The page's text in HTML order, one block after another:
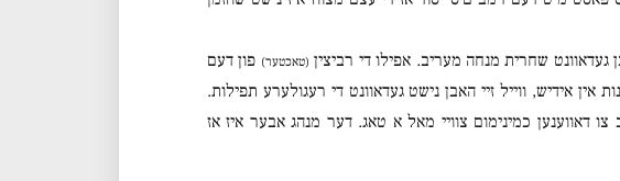
געדאוונט שחרית מנחה מעריב. אפילו די רביצין (טאכטער) פון דעם
אידיש, ווייל זיי האבן נישט געדאוונט די רעגולערע תפילות.
דאווענען כמינימום צוויי מאל א טאג. דער מנהג אבער איז אז